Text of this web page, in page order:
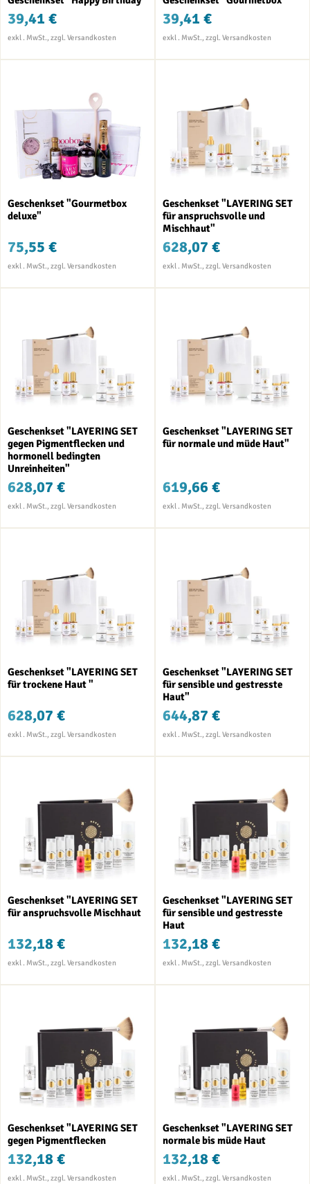
39,41 € 39,41 €
Geschenkset "Gourmetbox
deluxe"
75,55 €
Geschenkset "LAYERING SET
für anspruchsvolle und
Mischhaut"
628,07 €
Geschenkset "LAYERING SET
gegen Pigmentflecken und
hormonell bedingten
Unreinheiten"
628,07 €
Geschenkset "LAYERING SET
für normale und müde Haut"
619,66 €
Geschenkset "LAYERING SET
für trockene Haut "
628,07 €
Geschenkset "LAYERING SET
für sensible und gestresste
Haut"
644,87 €
Geschenkset "LAYERING SET
für anspruchsvolle Mischhaut
132,18 €
Geschenkset "LAYERING SET
für sensible und gestresste
Haut
132,18 €
Geschenkset "LAYERING SET
gegen Pigmentflecken
132,18 €
Geschenkset "LAYERING SET
normale bis müde Haut
132,18 €